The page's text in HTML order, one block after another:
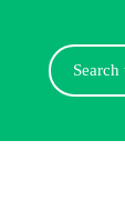
Search
For